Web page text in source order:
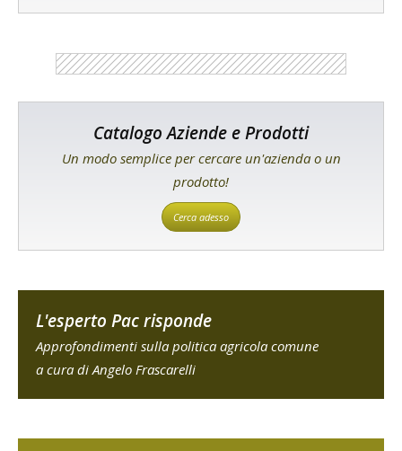
Catalogo Aziende e Prodotti
Un modo semplice per cercare un'azienda o un
prodotto!
Cerca adesso
L'esperto Pac risponde
Approfondimenti sulla politica agricola comune
a cura di Angelo Frascarelli